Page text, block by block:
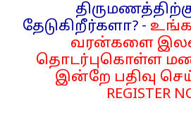
தேடுகிறீர்களா? -
வரன்களை
தொடர்புகொள்ள
இன்றே பதிவு
REGISTER